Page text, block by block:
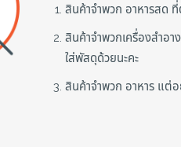
สินค้าจำพวก อาหารสด
สินค้าจำพวกเครื่องสำอ
ใส่พัสดุด้วยนะคะ
สินค้าจำพวก อาหาร แต่